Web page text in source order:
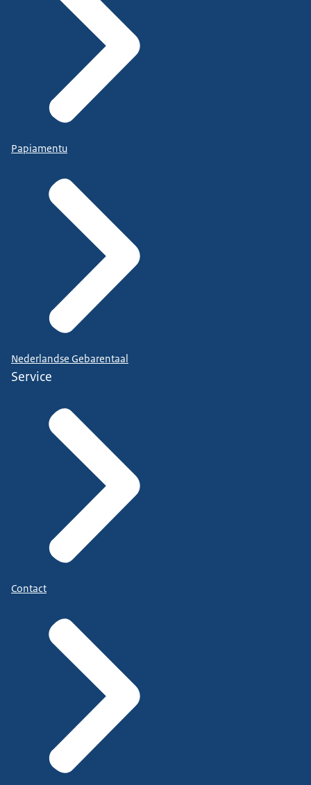
Papiamentu
Nederlandse Gebarentaal
Service
Contact